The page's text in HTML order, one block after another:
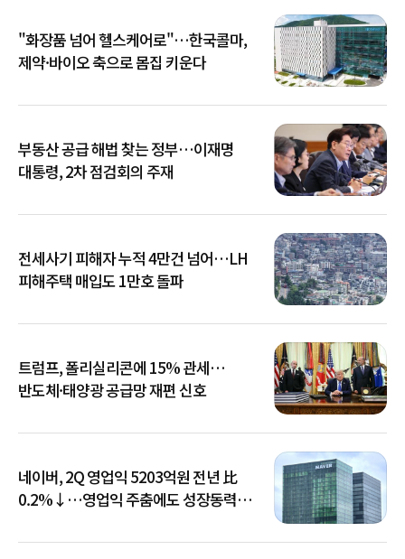
"화장품 넘어 헬스케어로"…한국콜마,
제약·바이오 축으로 몸집 키운다
부동산 공급 해법 찾는 정부…이재명
대통령, 2차 점검회의 주재
전세사기 피해자 누적 4만건 넘어…LH
피해주택 매입도 1만호 돌파
트럼프, 폴리실리콘에 15% 관세…
반도체·태양광 공급망 재편 신호
네이버, 2Q 영업익 5203억원 전년 比
0.2%↓…영업익 주춤에도 성장동력